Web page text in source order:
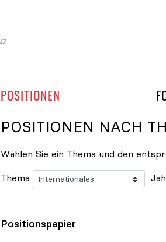
POSITIONEN
POSITIONEN NACH
Wählen Sie ein Thema und den
Thema
Positionspapier